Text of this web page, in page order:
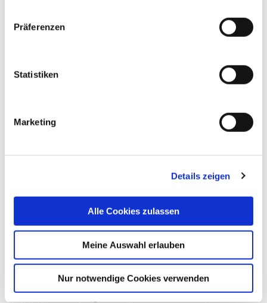
Präferenzen
Statistiken
Marketing
Details zeigen
Alle Cookies zulassen
Meine Auswahl erlauben
Nur notwendige Cookies verwenden
funktionaler, als auch in sozialer Hinsicht.
Mit Hilfe des Jod-Stärke-Tests nach Minor kann das aktiv
Demgegenüber kann die Schweißmenge pro Zeiteinheit
mittels Filterpapier, Stoppuhr und
Nicht-operative Maßnahmen umfassen z. B. topische
Antitranspirantien, iontophoretische Behandlungen oder
Medikamente wie Anticholinergika.
Bei mittelschwerer bis schwerer Hyperhidrose mit
fehlendem Effekt dieser konservativen Therapieansätze
besteht die Möglichkeit einer videoassistierten,
thorakoskopische Sympathektomie. Hierbei unterbrechen
wir die Weiterleitung der Nervenreize durch eine